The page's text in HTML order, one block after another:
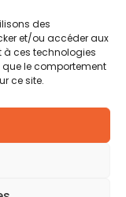
des
et/ou accéder aux
à ces technologies
le comportement
ce site.